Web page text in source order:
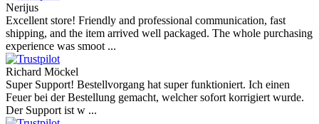
Nerijus
Excellent store! Friendly and professional communication, fast
shipping, and the item arrived well packaged. The whole purchasing
experience was smoot ...
Richard Möckel
Super Support! Bestellvorgang hat super funktioniert. Ich einen
Feuer bei der Bestellung gemacht, welcher sofort korrigiert wurde.
Der Support ist w ...